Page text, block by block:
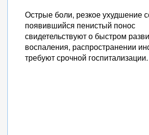
Острые боли, резкое ухудшение
появившийся пенистый понос
свидетельствуют о быстром
воспаления, распространении
требуют срочной госпитализации.